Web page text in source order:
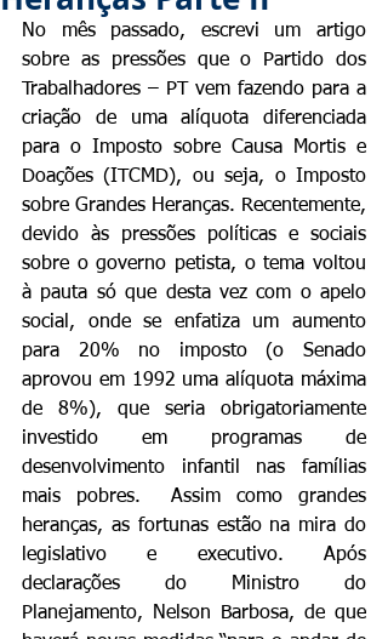
No mês passado, escrevi um artigo
sobre as pressões que o Partido dos
Trabalhadores – PT vem fazendo para a
criação de uma alíquota diferenciada
para o Imposto sobre Causa Mortis e
Doações (ITCMD), ou seja, o Imposto
sobre Grandes Heranças. Recentemente,
devido às pressões políticas e sociais
sobre o governo petista, o tema voltou
à pauta só que desta vez com o apelo
social, onde se enfatiza um aumento
para 20% no imposto (o Senado
aprovou em 1992 uma alíquota máxima
de 8%), que seria obrigatoriamente
investido em programas de
desenvolvimento infantil nas famílias
mais pobres.  Assim como grandes
heranças, as fortunas estão na mira do
legislativo e executivo. Após
declarações do Ministro do
Planejamento, Nelson Barbosa, de que